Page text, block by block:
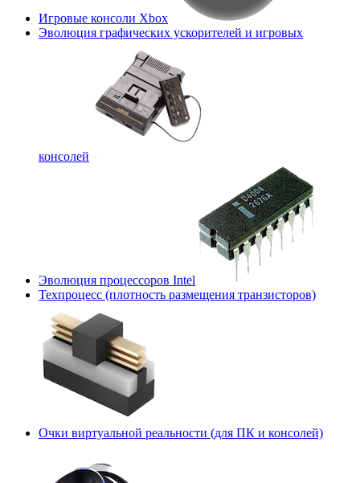
Игровые консоли Xbox
Эволюция графических ускорителей и игровых
консолей
Эволюция процессоров Intel
Техпроцесс (плотность размещения транзисторов)
Очки виртуальной реальности (для ПК и консолей)